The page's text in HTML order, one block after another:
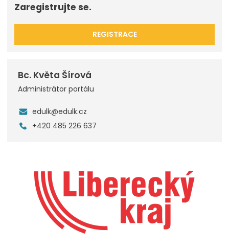
Zaregistrujte se.
REGISTRACE
Bc. Květa Šírová
Administrátor portálu
edulk@edulk.cz
+420 485 226 637